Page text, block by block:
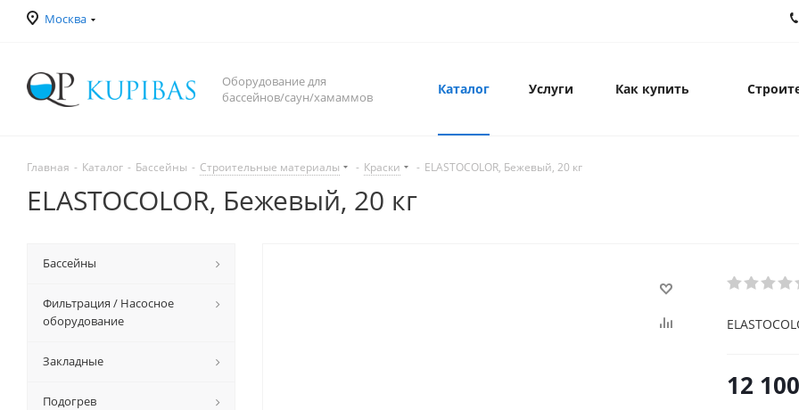
Москва
Оборудование для
бассейнов/саун/хамаммов
Каталог Услуги Как купить
Главная - Каталог - Бассейны - Строительные материалы - Краски - ELASTOCOLOR, Бежевый, 20 кг
ELASTOCOLOR, Бежевый, 20 кг
12
Бассейны
Фильтрация / Насосное
оборудование
Закладные
Подогрев